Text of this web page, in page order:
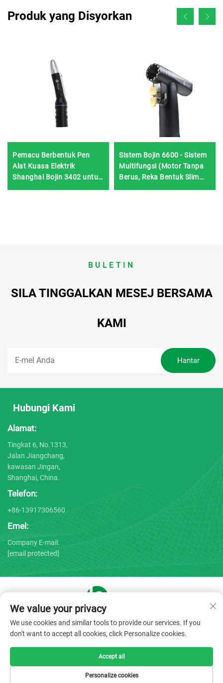
Produk yang Disyorkan
Pemacu Berbentuk Pen
Alat Kuasa Elektrik
Shanghai Bojin 3402 untuk
Sistem Bojin 6600 - Sistem
Multifungsi (Motor Tanpa
Berus, Reka Bentuk Slim
BULETIN
SILA TINGGALKAN MESEJ BERSAMA
KAMI
Hubungi Kami
Alamat:
Tingkat 6, No.1313,
Jalan Jiangchang,
kawasan Jingan,
Shanghai, China.
Telefon:
+86-13917306560
Emel:
Company E-mail:
[email protected]
Hak Cipta © 2025 oleh Shanghai Bojin Medical Instrument Co.,
Ltd. - Dasar Privasi
We value your privacy
We use cookies and similar tools to provide our services. If you
don't want to accept all cookies, click Personalize cookies.
Personalize cookies
Accept all